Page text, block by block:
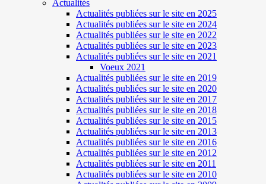
Actualités
Actualités publiées sur le site en 2025
Actualités publiées sur le site en 2024
Actualités publiées sur le site en 2022
Actualités publiées sur le site en 2023
Actualités publiées sur le site en 2021
Voeux 2021
Actualités publiées sur le site en 2019
Actualités publiées sur le site en 2020
Actualités publiées sur le site en 2017
Actualités publiées sur le site en 2018
Actualités publiées sur le site en 2015
Actualités publiées sur le site en 2013
Actualités publiées sur le site en 2016
Actualités publiées sur le site en 2012
Actualités publiées sur le site en 2011
Actualités publiées sur le site en 2010